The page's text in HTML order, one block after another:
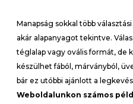
Manapság sokkal több
akár alapanyagot tekintve.
téglalap vagy ovális formát, de
készülhet fából, márványból,
bár ez utóbbi ajánlott a
Weboldalunkon számos